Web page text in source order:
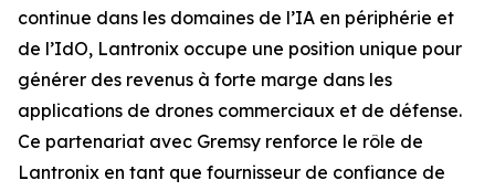
continue dans les domaines de l’IA en périphérie et
de l’IdO, Lantronix occupe une position unique pour
générer des revenus à forte marge dans les
applications de drones commerciaux et de défense.
Ce partenariat avec Gremsy renforce le rôle de
Lantronix en tant que fournisseur de confiance de